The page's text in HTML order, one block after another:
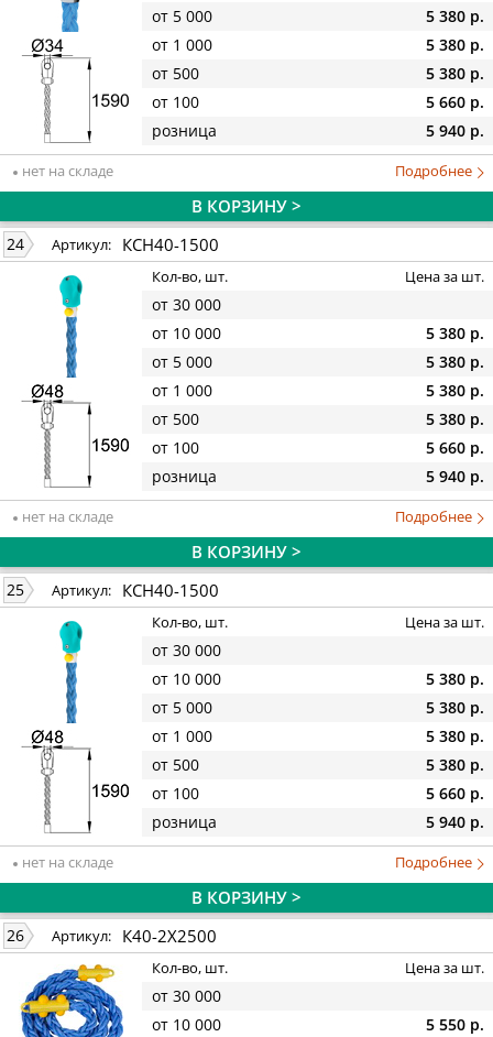
от 5 000
5 380 р.
от 1 000
5 380 р.
от 500
5 380 р.
от 100
5 660 р.
розница
5 940 р.
нет на складе Подробнее
В КОРЗИНУ >
24 Артикул: КСН40-1500
Кол-во, шт. Цена за шт.
от 30 000
от 10 000
5 380 р.
от 5 000
5 380 р.
от 1 000
5 380 р.
от 500
5 380 р.
от 100
5 660 р.
розница
5 940 р.
нет на складе Подробнее
В КОРЗИНУ >
25 Артикул: КСН40-1500
Кол-во, шт. Цена за шт.
от 30 000
от 10 000
5 380 р.
от 5 000
5 380 р.
от 1 000
5 380 р.
от 500
5 380 р.
от 100
5 660 р.
розница
5 940 р.
нет на складе Подробнее
В КОРЗИНУ >
26 Артикул: К40-2Х2500
Кол-во, шт. Цена за шт.
от 30 000
от 10 000
5 550 р.